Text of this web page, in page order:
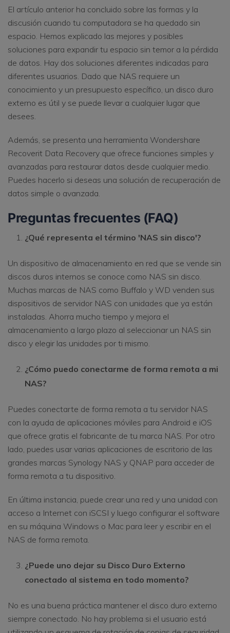
El artículo anterior ha concluido sobre las formas y la
discusión cuando tu computadora se ha quedado sin
espacio. Hemos explicado las mejores y posibles
soluciones para expandir tu espacio sin temor a la pérdida
de datos. Hay dos soluciones diferentes indicadas para
diferentes usuarios. Dado que NAS requiere un
conocimiento y un presupuesto específico, un disco duro
externo es útil y se puede llevar a cualquier lugar que
desees.
Además, se presenta una herramienta Wondershare
Recoverit Data Recovery que ofrece funciones simples y
avanzadas para restaurar datos desde cualquier medio.
Puedes hacerlo si deseas una solución de recuperación de
datos simple o avanzada.
Preguntas frecuentes (FAQ)
¿Qué representa el término 'NAS sin disco'?
Un dispositivo de almacenamiento en red que se vende sin
discos duros internos se conoce como NAS sin disco.
Muchas marcas de NAS como Buffalo y WD venden sus
dispositivos de servidor NAS con unidades que ya están
instaladas. Ahorra mucho tiempo y mejora el
almacenamiento a largo plazo al seleccionar un NAS sin
disco y elegir las unidades por ti mismo.
¿Cómo puedo conectarme de forma remota a mi
NAS?
Puedes conectarte de forma remota a tu servidor NAS
con la ayuda de aplicaciones móviles para Android e iOS
que ofrece gratis el fabricante de tu marca NAS. Por otro
lado, puedes usar varias aplicaciones de escritorio de las
grandes marcas Synology NAS y QNAP para acceder de
forma remota a tu dispositivo.
En última instancia, puede crear una red y una unidad con
acceso a Internet con iSCSI y luego configurar el software
en su máquina Windows o Mac para leer y escribir en el
NAS de forma remota.
¿Puede uno dejar su Disco Duro Externo
conectado al sistema en todo momento?
No es una buena práctica mantener el disco duro externo
siempre conectado. No hay problema si el usuario está